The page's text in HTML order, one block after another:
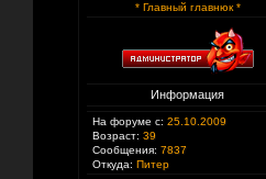
* Главный главнюк *
Информация
На форуме с: 25.10.2009
Возраст: 39
Сообщения: 7837
Откуда: Питер